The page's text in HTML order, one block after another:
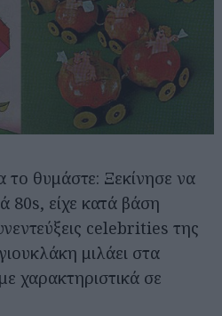
το θυμάστε: Ξεκίνησε να
80s, είχε κατά βάση
celebrities της
μιλάει στα
χαρακτηριστικά σε